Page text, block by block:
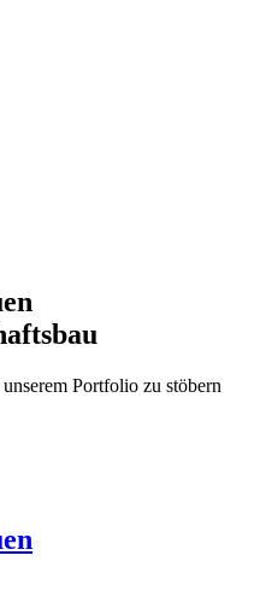
Portfolio zu stöbern